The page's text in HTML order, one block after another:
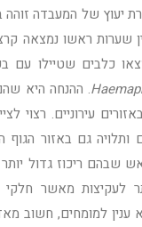
יעוץ של המעבדה זוהה
ראשו נמצאה
כלבים שטיילו עם
H. ההנחה היא
עירוניים. רצוי
גם באזור הגוף
שבהם ריכוז גדול
לעקיצות מאשר חלקי
ענין למומחים, חשוב